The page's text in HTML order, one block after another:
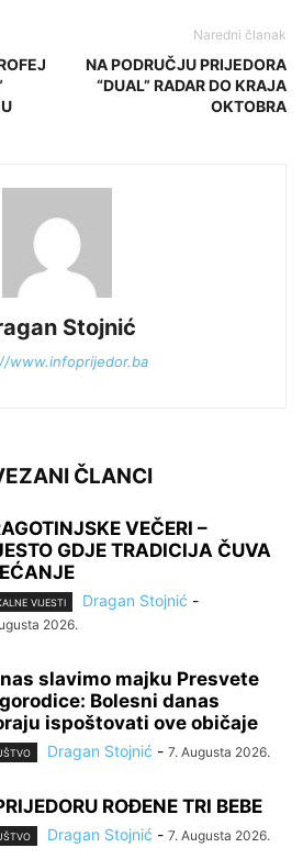
Naredni članak
NA PODRUČJU PRIJEDORA
“DUAL” RADAR DO KRAJA
OKTOBRA
Stojnić
www.infoprijedor.ba
ČLANCI
VEČERI –
GDJE TRADICIJA ČUVA
VIJESTI Dragan Stojnić -
2026.
slavimo majku Presvete
Bolesni danas
ispoštovati ove običaje
Dragan Stojnić - 7. Augusta 2026.
ROĐENE TRI BEBE
Dragan Stojnić - 7. Augusta 2026.